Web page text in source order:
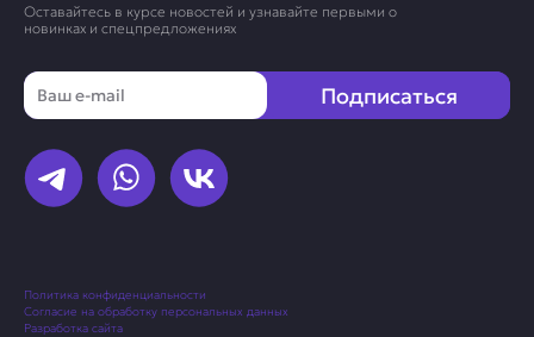
Оставайтесь в курсе новостей и узнавайте первыми о
новинках и спецпредложениях
Email
Подписаться
Политика конфиденциальности
Согласие на обработку персональных данных
Разработка сайта